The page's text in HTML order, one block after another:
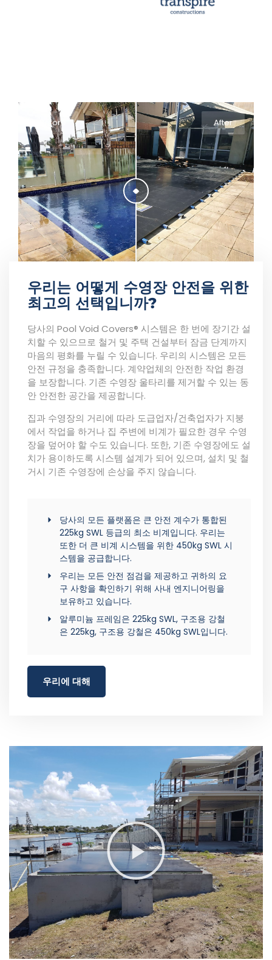
Before After
우리는 어떻게 수영장 안전을 위한
최고의 선택입니까?
당사의 Pool Void Covers® 시스템은 한 번에 장기간 설
치할 수 있으므로 철거 및 주택 건설부터 잠금 단계까지
마음의 평화를 누릴 수 있습니다. 우리의 시스템은 모든
안전 규정을 충족합니다. 계약업체의 안전한 작업 환경
을 보장합니다. 기존 수영장 울타리를 제거할 수 있는 동
안 안전한 공간을 제공합니다.
집과 수영장의 거리에 따라 도급업자/건축업자가 지붕
에서 작업을 하거나 집 주변에 비계가 필요한 경우 수영
장을 덮어야 할 수도 있습니다. 또한, 기존 수영장에도 설
치가 용이하도록 시스템 설계가 되어 있으며, 설치 및 철
거시 기존 수영장에 손상을 주지 않습니다.
당사의 모든 플랫폼은 큰 안전 계수가 통합된
225kg SWL 등급의 최소 비계입니다. 우리는
또한 더 큰 비계 시스템을 위한 450kg SWL 시
스템을 공급합니다.
우리는 모든 안전 점검을 제공하고 귀하의 요
구 사항을 확인하기 위해 사내 엔지니어링을
보유하고 있습니다.
알루미늄 프레임은 225kg SWL, 구조용 강철
은 225kg, 구조용 강철은 450kg SWL입니다.
우리에 대해